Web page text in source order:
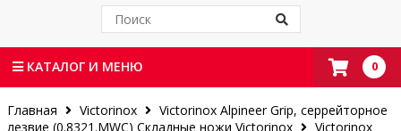
КАТАЛОГ И МЕНЮ 0
Главная Victorinox
Victorinox Alpineer Grip, серрейторное
лезвие (0.8321.MWC) Складные ножи Victorinox
Victorinox